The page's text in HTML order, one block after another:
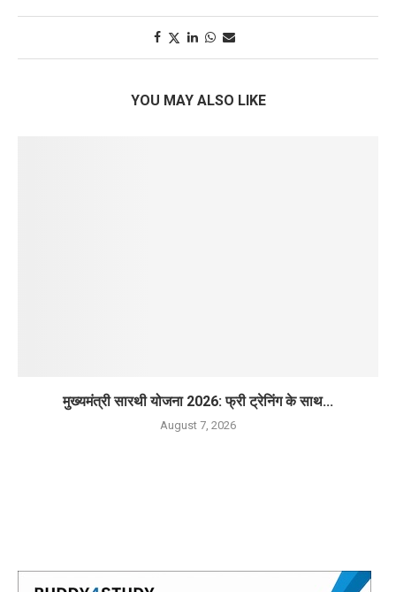
YOU MAY ALSO LIKE
मुख्यमंत्री सारथी योजना 2026: फ्री ट्रेनिंग के साथ...
August 7, 2026